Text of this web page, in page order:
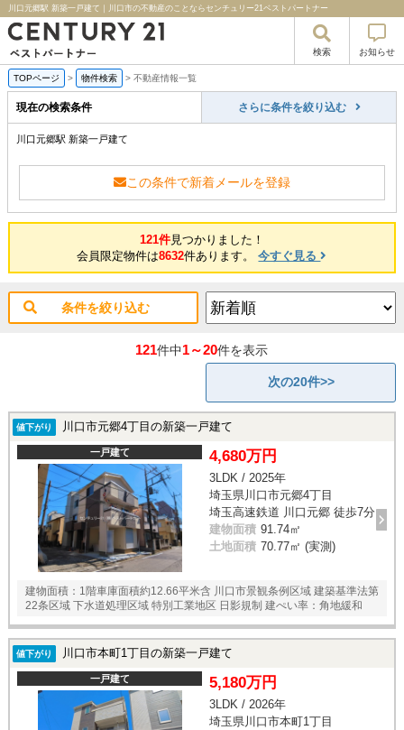
川口元郷駅 新築一戸建て｜川口市の不動産のことならセンチュリー21ベストパートナー
検索 お知らせ
TOPページ > 物件検索 > 不動産情報一覧
現在の検索条件 さらに条件を絞り込む
川口元郷駅 新築一戸建て
この条件で新着メールを登録
121件見つかりました！
会員限定物件は8632件あります。今すぐ見る
条件を絞り込む
121件中1～20件を表示
次の20件>>
値下がり 川口市元郷4丁目の新築一戸建て
一戸建て 4,680万円
3LDK / 2025年
埼玉県川口市元郷4丁目
埼玉高速鉄道 川口元郷 徒歩7分
建物面積 91.74㎡
土地面積 70.77㎡ (実測)
建物面積：1階車庫面積約12.66平米含 川口市景観条例区域 建築基準法第
22条区域 下水道処理区域 特別工業地区 日影規制 建ぺい率：角地緩和
値下がり 川口市本町1丁目の新築一戸建て
一戸建て 5,180万円
3LDK / 2026年
埼玉県川口市本町1丁目